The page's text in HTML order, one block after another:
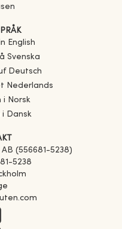
English
Svenska
Deutsch
Nederlands
i Norsk
i Dansk
(556681-5238)
5238